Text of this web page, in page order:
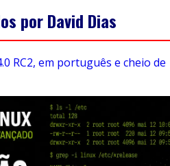
por David Dias
RC2, em português e cheio de